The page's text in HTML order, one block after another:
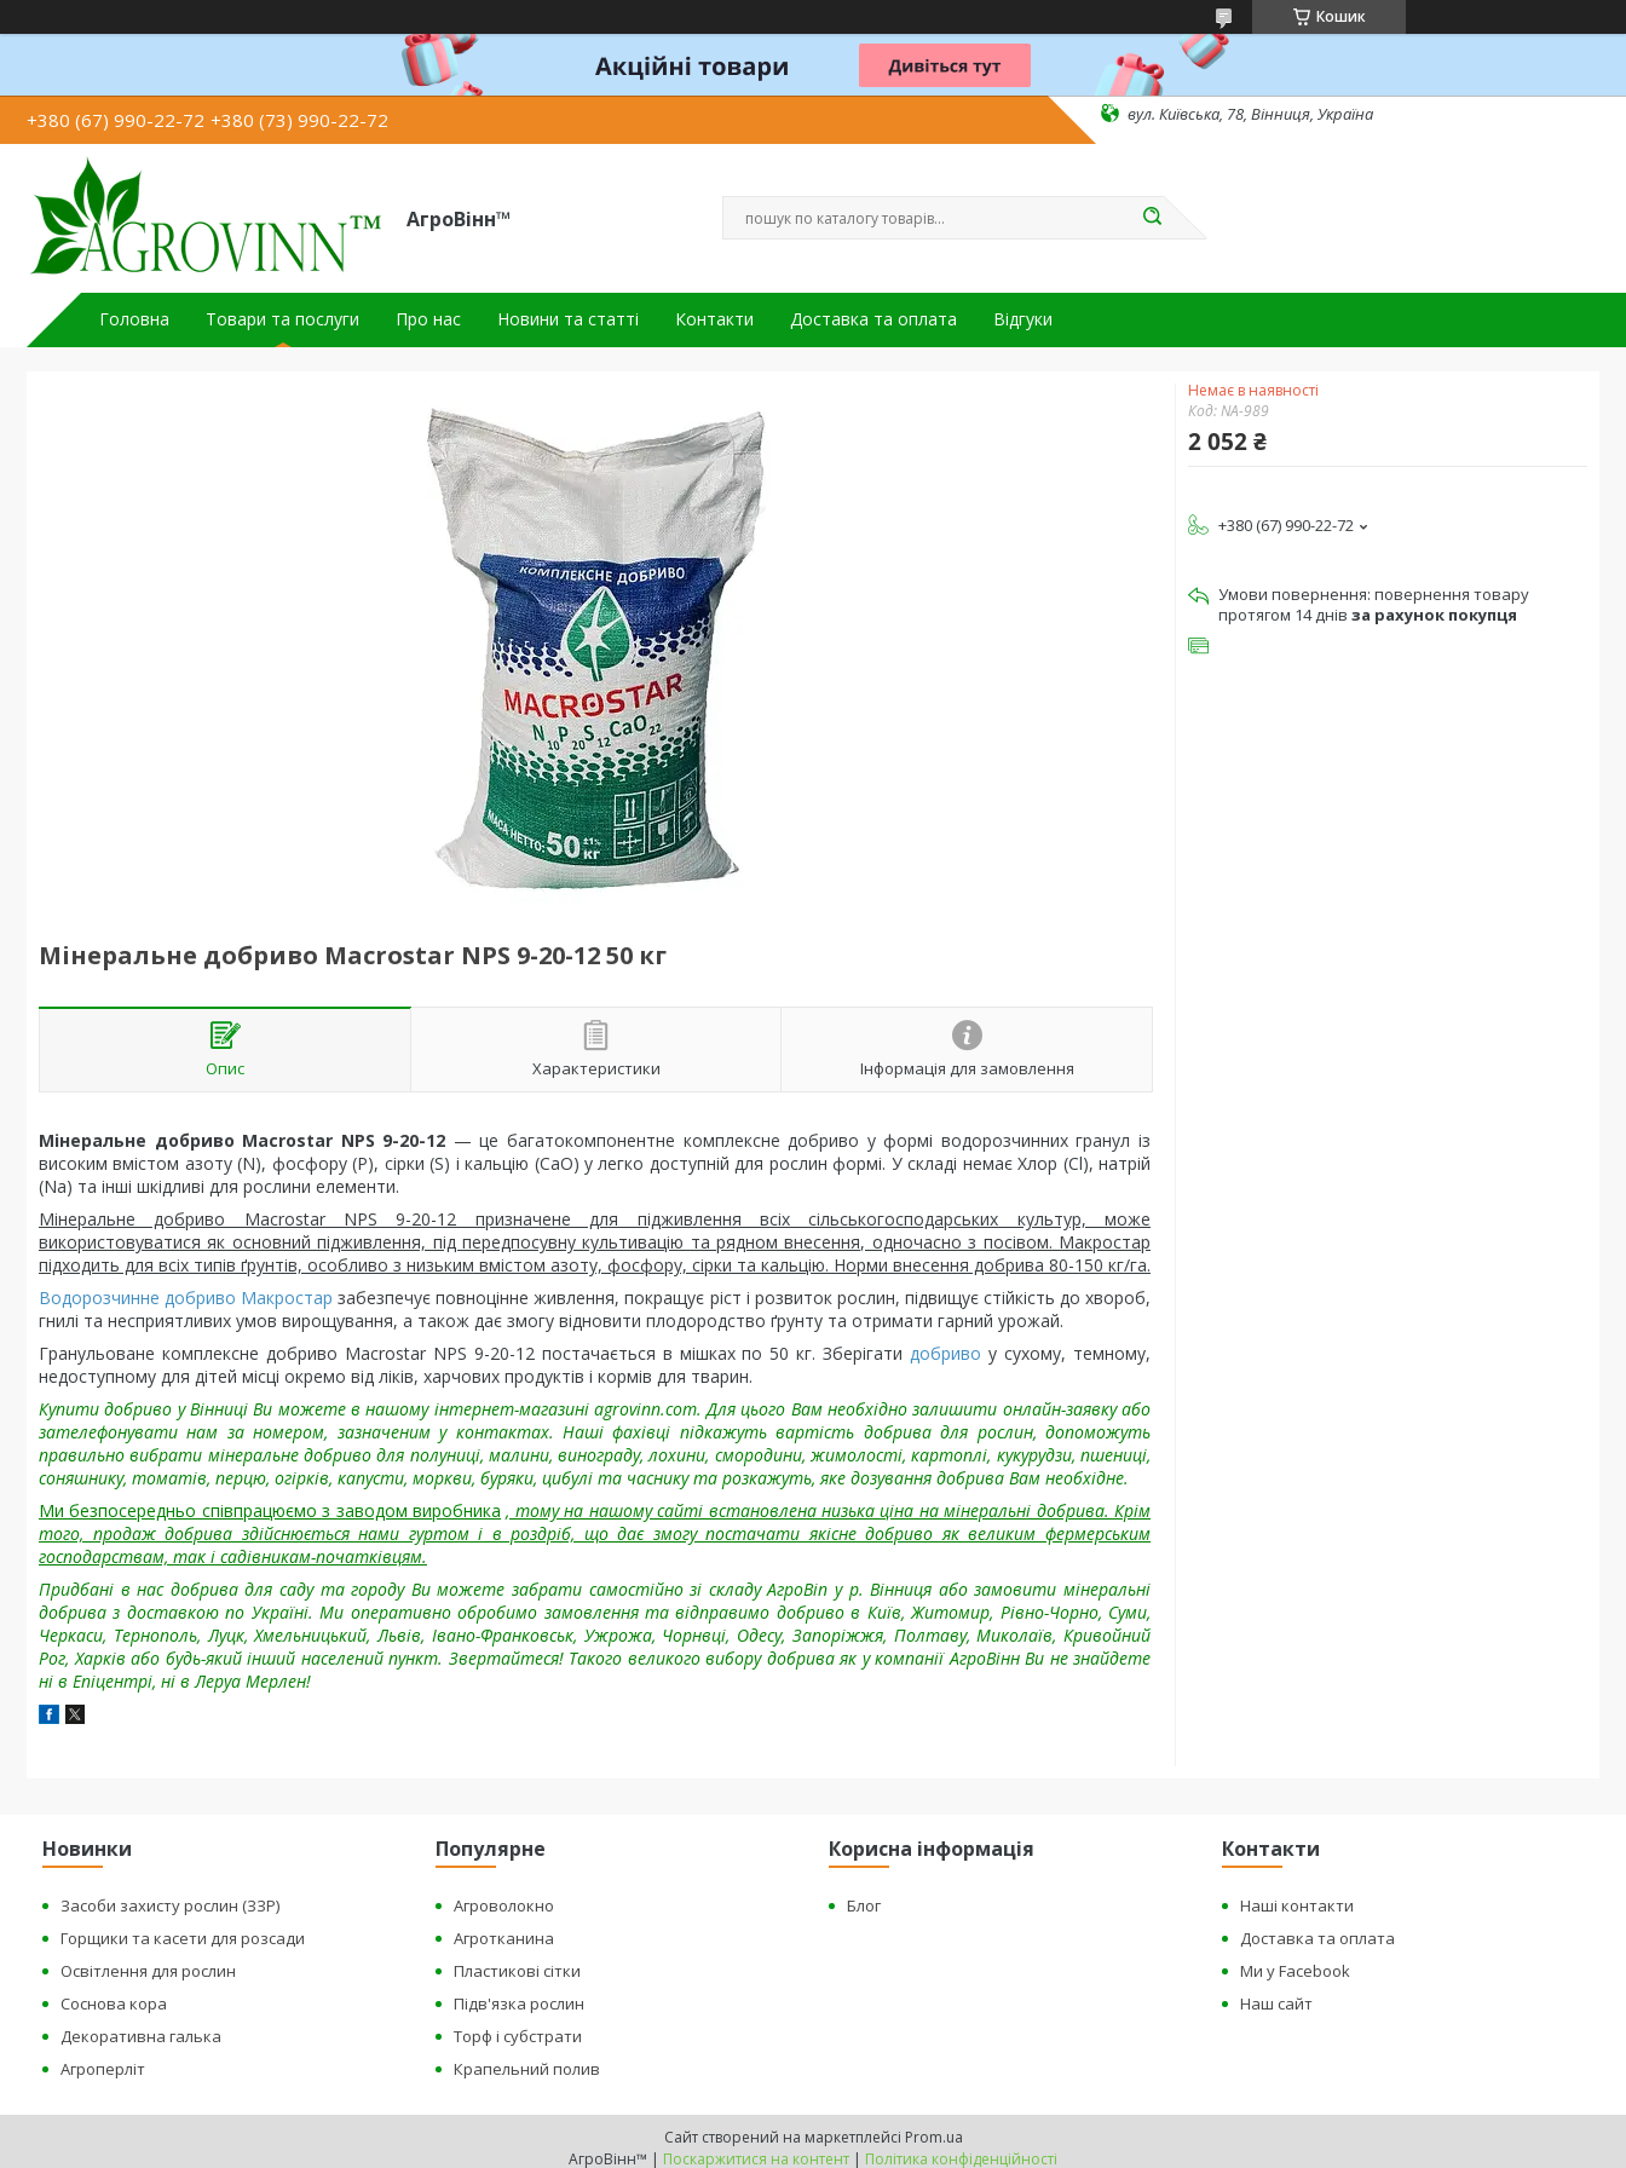
Кошик
+380 (67) 990-22-72 +380 (73) 990-22-72 вул. Київська, 78, Вінниця, Україна
АгроВінн™
Головна Товари та послуги Про нас Новини та статті Контакти Доставка та оплата Відгуки
Мінеральне добриво Macrostar NPS 9-20-12 50 кг
Опис Характеристики Інформація для замовлення
Мінеральне добриво Macrostar NPS 9-20-12 — це багатокомпонентне комплексне добриво у формі водорозчинних гранул із
високим вмістом азоту (N), фосфору (Р), сірки (S) і кальцію (СаО) у легко доступній для рослин формі. У складі немає Хлор (Cl), натрій
(Na) та інші шкідливі для рослини елементи.
Мінеральне добриво Macrostar NPS 9-20-12 призначене для підживлення всіх сільськогосподарських культур, може
використовуватися як основний підживлення, під передпосувну культивацію та рядном внесення, одночасно з посівом. Макростар
підходить для всіх типів ґрунтів, особливо з низьким вмістом азоту, фосфору, сірки та кальцію. Норми внесення добрива 80-150 кг/га.
Водорозчинне добриво Макростар забезпечує повноцінне живлення, покращує ріст і розвиток рослин, підвищує стійкість до хвороб,
гнилі та несприятливих умов вирощування, а також дає змогу відновити плодородство ґрунту та отримати гарний урожай.
Гранульоване комплексне добриво Macrostar NPS 9-20-12 постачається в мішках по 50 кг. Зберігатидобриво у сухому, темному,
недоступному для дітей місці окремо від ліків, харчових продуктів і кормів для тварин.
Купити добриво у Вінниці Ви можете в нашому інтернет-магазині agrovinn.com. Для цього Вам необхідно залишити онлайн-заявку або
зателефонувати нам за номером, зазначеним у контактах. Наші фахівці підкажуть вартість добрива для рослин, допоможуть
правильно вибрати мінеральне добриво для полуниці, малини, винограду, лохини, смородини, жимолості, картоплі, кукурудзи, пшениці,
соняшнику, томатів, перцю, огірків, капусти, моркви, буряки, цибулі та часнику та розкажуть, яке дозування добрива Вам необхідне.
Ми безпосередньо співпрацюємо з заводом виробника , тому на нашому сайті встановлена низька ціна на мінеральні добрива. Крім
того, продаж добрива здійснюється нами гуртом і в роздріб, що дає змогу постачати якісне добриво як великим фермерським
господарствам, так і садівникам-початківцям.
Придбані в нас добрива для саду та городу Ви можете забрати самостійно зі складу АгроВin у р. Вінниця або замовити мінеральні
добрива з доставкою по Україні. Ми оперативно обробимо замовлення та відправимо добриво в Київ, Житомир, Рівно-Чорно, Суми,
Черкаси, Тернополь, Луцк, Хмельницький, Львів, Івано-Франковськ, Ужрожа, Чорнвці, Одесу, Запоріжжя, Полтаву, Миколаїв, Кривойний
Рог, Харків або будь-який інший населений пункт. Звертайтеся! Такого великого вибору добрива як у компанії АгроВінн Ви не знайдете
ні в Епіцентрі, ні в Леруа Мерлен!
Немає в наявності
Код:NA-989
2 052 ₴
+380 (67) 990-22-72
повернення товару
протягом 14 днів за рахунок покупця
Новинки
Засоби захисту рослин (ЗЗР)
Горщики та касети для розсади
Освітлення для рослин
Соснова кора
Декоративна галька
Агроперліт
Популярне
Агроволокно
Агротканина
Пластикові сітки
Підв'язка рослин
Торф і субстрати
Крапельний полив
Корисна інформація
Блог
Контакти
Наші контакти
Доставка та оплата
Ми у Facebook
Наш сайт
Сайт створений на маркетплейсі Prom.ua
АгроВінн™ | Поскаржитися на контент | Політика конфіденційності